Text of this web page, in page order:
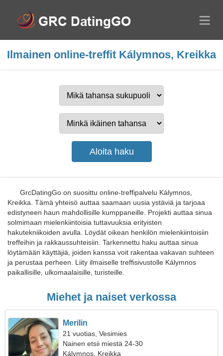
Ilmainen online-treffit Kálymnos, Kreikka
GrcDatingGo on suosittu online-treffipalvelu Kálymnos,
Kreikka. Tämä yhteisö auttaa saamaan uusia ystäviä ja tarjoaa
edistyneen haun mahdollisille kumppaneille. Projekti auttaa sinua
solmimaan mielenkiintoisia tuttavuuksia erityisten
hakutekniikoiden avulla. Löydät oikean henkilön mielenkiintoisiin
treffeihin ja rakkaussuhteisiin. Tarkennettu haku auttaa sinua
löytämään käyttäjiä, joiden kanssa voit rakentaa vakavan suhteen
ja perustaa perheen. Liity ilmaiselle treffisivustolle Kálymnos
paikallisille, ulkomaalaisille, turisteille.
Miehet ja naiset verkossa
Merilin
21 vuotias, Vesimies
Nainen etsii miestä 24-30
Kálymnos, Kreikka